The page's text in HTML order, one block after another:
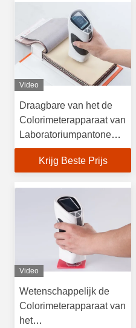
Video
Draagbare van het de
Colorimeterapparaat van
Laboratoriumpantone
Testende de
Openingsdiameter 8mm
Krijg Beste Prijs
Video
Wetenschappelijk de
Colorimeterapparaat van
het